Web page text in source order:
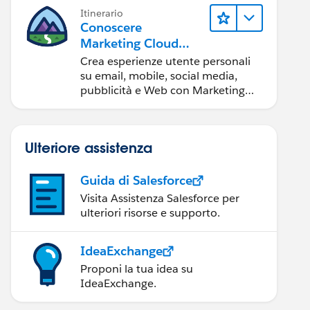
Itinerario
Conoscere
Marketing Cloud
Engagement
Crea esperienze utente personali
su email, mobile, social media,
pubblicità e Web con Marketing
Ulteriore assistenza
Guida di Salesforce
Visita Assistenza Salesforce per
ulteriori risorse e supporto.
IdeaExchange
Proponi la tua idea su
IdeaExchange.